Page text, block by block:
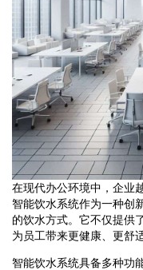
在现代办公环境中，企业
智能饮水系统作为一种创
的饮水方式。它不仅提供
为员工带来更健康、更舒
智能饮水系统具备多种功